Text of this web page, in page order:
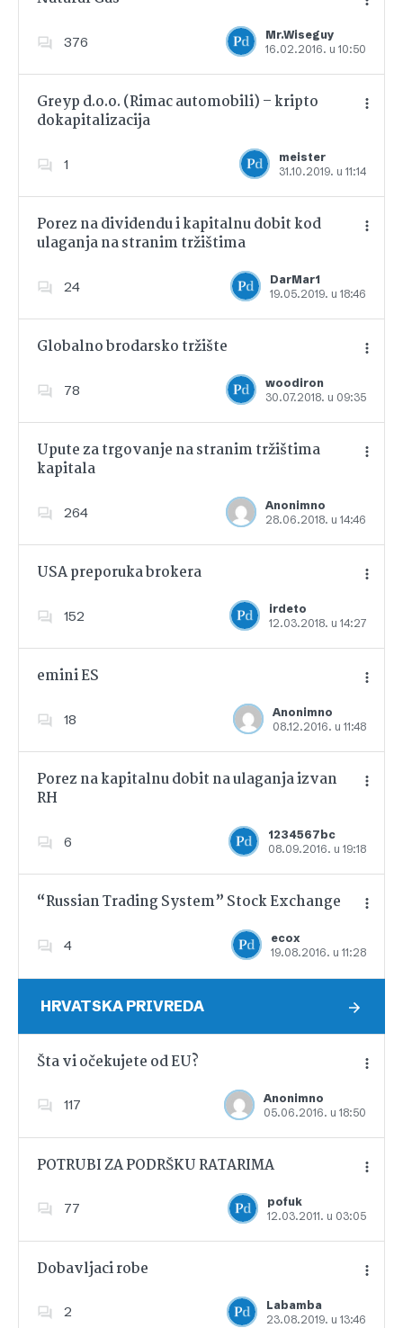
376
Mr.Wiseguy
16.02.2016. u 10:50
Dodajte u favorite
Greyp d.o.o. (Rimac automobili) – kripto
dokapitalizacija
1
meister
31.10.2019. u 11:14
Dodajte u favorite
Porez na dividendu i kapitalnu dobit kod
ulaganja na stranim tržištima
24
DarMar1
19.05.2019. u 18:46
Dodajte u favorite
Globalno brodarsko tržište
78
woodiron
30.07.2018. u 09:35
Dodajte u favorite
Upute za trgovanje na stranim tržištima
kapitala
264
Anonimno
28.06.2018. u 14:46
Dodajte u favorite
USA preporuka brokera
152
irdeto
12.03.2018. u 14:27
Dodajte u favorite
emini ES
18
Anonimno
08.12.2016. u 11:48
Dodajte u favorite
Porez na kapitalnu dobit na ulaganja izvan
RH
6
1234567bc
08.09.2016. u 19:18
Dodajte u favorite
“Russian Trading System” Stock Exchange
4
ecox
19.08.2016. u 11:28
Dodajte u favorite
HRVATSKA PRIVREDA
Šta vi očekujete od EU?
117
Anonimno
05.06.2016. u 18:50
Dodajte u favorite
POTRUBI ZA PODRŠKU RATARIMA
77
pofuk
12.03.2011. u 03:05
Dodajte u favorite
Dobavljaci robe
2
Labamba
23.08.2019. u 13:46
Dodajte u favorite